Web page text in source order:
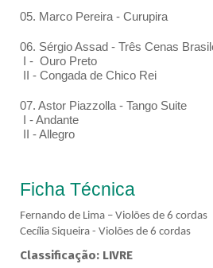
05. Marco Pereira - Curupira
06. Sérgio Assad - Três Cenas
I - Ouro Preto
II - Congada de Chico Rei
07. Astor Piazzolla - Tango Suite
I - Andante
II - Allegro
Ficha Técnica
Fernando de Lima – Violões de 6 cordas
Cecília Siqueira - Violões de 6 cordas
Classificação: LIVRE